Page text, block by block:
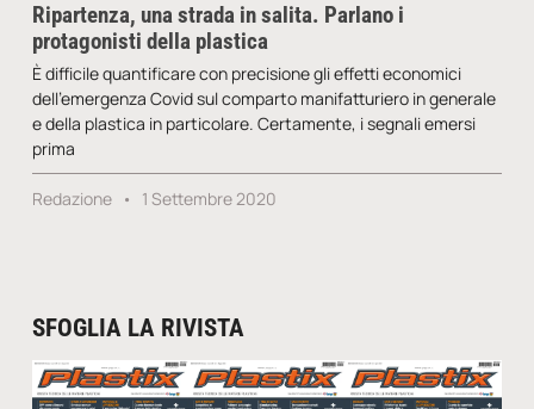
Ripartenza, una strada in salita. Parlano i
protagonisti della plastica
È difficile quantificare con precisione gli effetti economici
dell’emergenza Covid sul comparto manifatturiero in generale
e della plastica in particolare. Certamente, i segnali emersi
prima
Redazione 1 Settembre 2020
SFOGLIA LA RIVISTA